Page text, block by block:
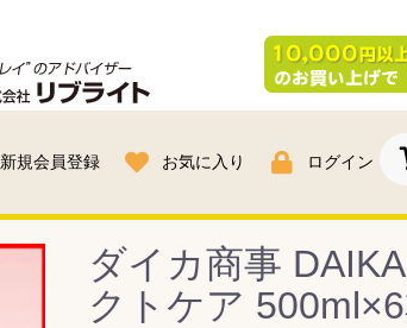
新規会員登録 お気に入り ログイン
ダイカ商事
クトケア